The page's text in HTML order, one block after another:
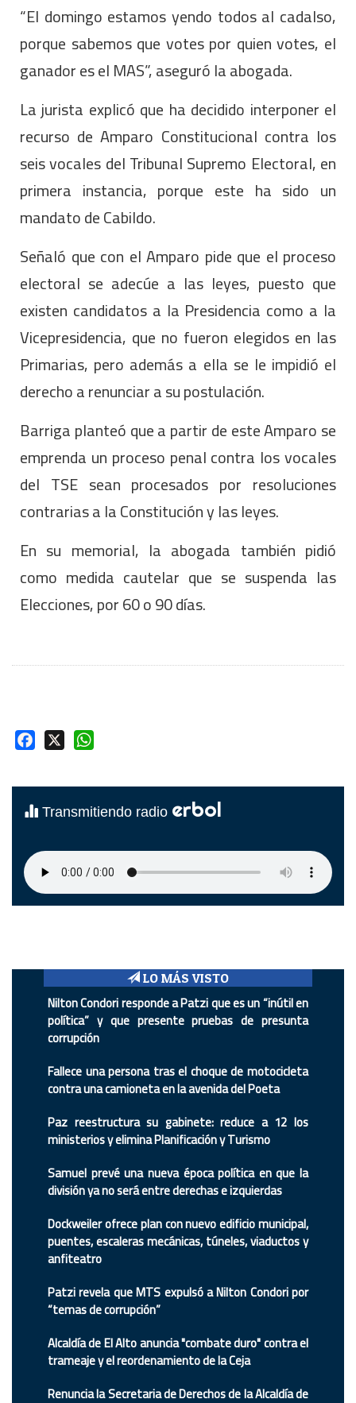
“El domingo estamos yendo todos al cadalso,
porque sabemos que votes por quien votes, el
ganador es el MAS”, aseguró la abogada.
La jurista explicó que ha decidido interponer el
recurso de Amparo Constitucional contra los
seis vocales del Tribunal Supremo Electoral, en
primera instancia, porque este ha sido un
mandato de Cabildo.
Señaló que con el Amparo pide que el proceso
electoral se adecúe a las leyes, puesto que
existen candidatos a la Presidencia como a la
Vicepresidencia, que no fueron elegidos en las
Primarias, pero además a ella se le impidió el
derecho a renunciar a su postulación.
Barriga planteó que a partir de este Amparo se
emprenda un proceso penal contra los vocales
del TSE sean procesados por resoluciones
contrarias a la Constitución y las leyes.
En su memorial, la abogada también pidió
como medida cautelar que se suspenda las
Elecciones, por 60 o 90 días.
Facebook
Transmitiendo radio erbol
LO MÁS VISTO
Nilton Condori responde a Patzi que es un “inútil en
política” y que presente pruebas de presunta
corrupción
Fallece una persona tras el choque de motocicleta
contra una camioneta en la avenida del Poeta
Paz reestructura su gabinete: reduce a 12 los
ministerios y elimina Planificación y Turismo
Samuel prevé una nueva época política en que la
división ya no será entre derechas e izquierdas
Dockweiler ofrece plan con nuevo edificio municipal,
puentes, escaleras mecánicas, túneles, viaductos y
anfiteatro
Patzi revela que MTS expulsó a Nilton Condori por
“temas de corrupción”
Alcaldía de El Alto anuncia "combate duro" contra el
trameaje y el reordenamiento de la Ceja
Renuncia la Secretaria de Derechos de la Alcaldía de